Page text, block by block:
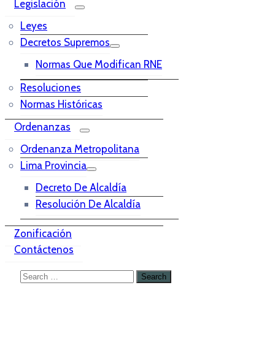
Legislación
Leyes
Decretos Supremos
Normas Que Modifican RNE
Resoluciones
Normas Históricas
Ordenanzas
Ordenanza Metropolitana
Lima Provincia
Decreto De Alcaldía
Resolución De Alcaldía
Zonificación
Contáctenos